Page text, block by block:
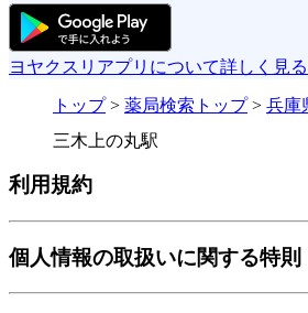
ヨヤクスリアプリについて詳しく見る
トップ> 薬局検索トップ> 兵庫
三木上の丸駅
利用規約
個人情報の取扱いに関する特則